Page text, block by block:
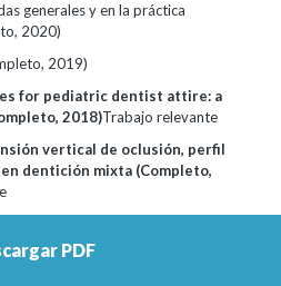
generales y en la práctica
2020)
2019)
for pediatric dentist attire: a
2018)Trabajo relevante
vertical de oclusión, perfil
dentición mixta (Completo,
narrativa. (Completo, 2016)
PDF